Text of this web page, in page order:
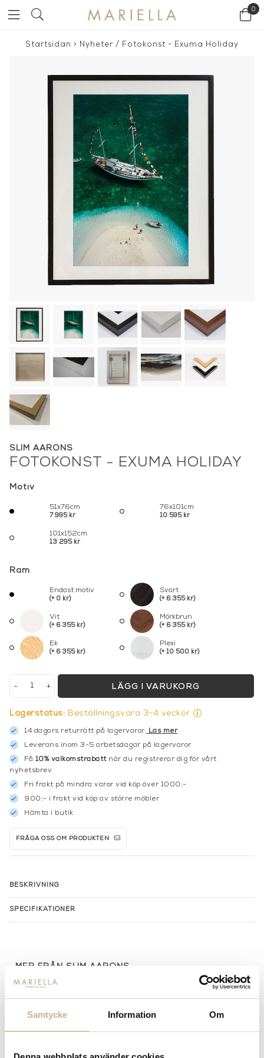
Samtycke Information Om
0
Startsidan > Nyheter / Fotokonst - Exuma Holiday
SLIM AARONS
FOTOKONST - EXUMA HOLIDAY
Motiv
51x76cm
7 995 kr
76x101cm
10 595 kr
101x152cm
13 295 kr
Ram
Endast motiv
(+ 0 kr)
Svart
(+ 6 355 kr)
Vit
(+ 6 355 kr)
Mörkbrun
(+ 6 355 kr)
Ek
(+ 6 355 kr)
Plexi
(+ 10 500 kr)
+
- LÄGG I VARUKORG
Lagerstatus: Beställningsvara 3-4 veckor
14 dagars returrätt på lagervaror. Läs mer
Leverans inom 3-5 arbetsdagar på lagervaror
Få 10% välkomstrabattnär du registrerar dig för vårt
nyhetsbrev
Fri frakt på mindra varor vid köp över 1000:-
900:- i frakt vid köp av större möbler
Hämta i butik
FRÅGA OSS OM PRODUKTEN
BESKRIVNING
SPECIFIKATIONER
MER FRÅN SLIM AARONS